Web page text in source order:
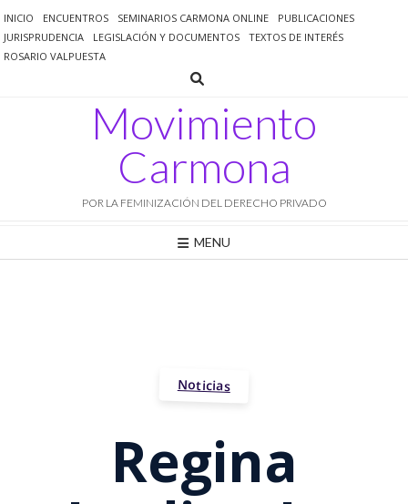
al
contenido
INICIO ENCUENTROS SEMINARIOS CARMONA ONLINE
PUBLICACIONES
JURISPRUDENCIA
LEGISLACIÓN Y DOCUMENTOS
TEXTOS DE INTERÉS
ROSARIO VALPUESTA
Movimiento
Carmona
POR LA FEMINIZACIÓN DEL DERECHO PRIVADO
MENU
Noticias
Regina